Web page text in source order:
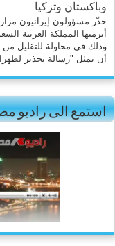
وباكستان وتركيا
حذّر مسؤولون إيرانيون
أبرمتها المملكة العربية
وذلك في محاولة للتقليل من
أن تمثل "رسالة تحذير
استمع الى راديو